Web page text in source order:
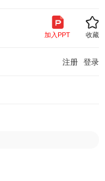
加入PPT 收藏
注册 登录